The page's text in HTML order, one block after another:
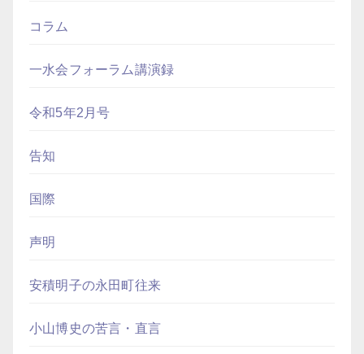
コラム
一水会フォーラム講演録
令和5年2月号
告知
国際
声明
安積明子の永田町往来
小山博史の苦言・直言